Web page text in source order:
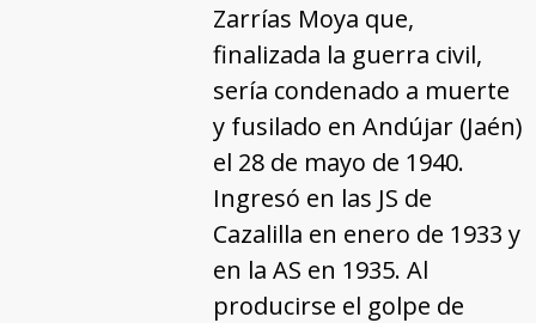
Zarrías Moya que,
finalizada la guerra civil,
sería condenado a muerte
y fusilado en Andújar (Jaén)
el 28 de mayo de 1940.
Ingresó en las JS de
Cazalilla en enero de 1933 y
en la AS en 1935. Al
producirse el golpe de